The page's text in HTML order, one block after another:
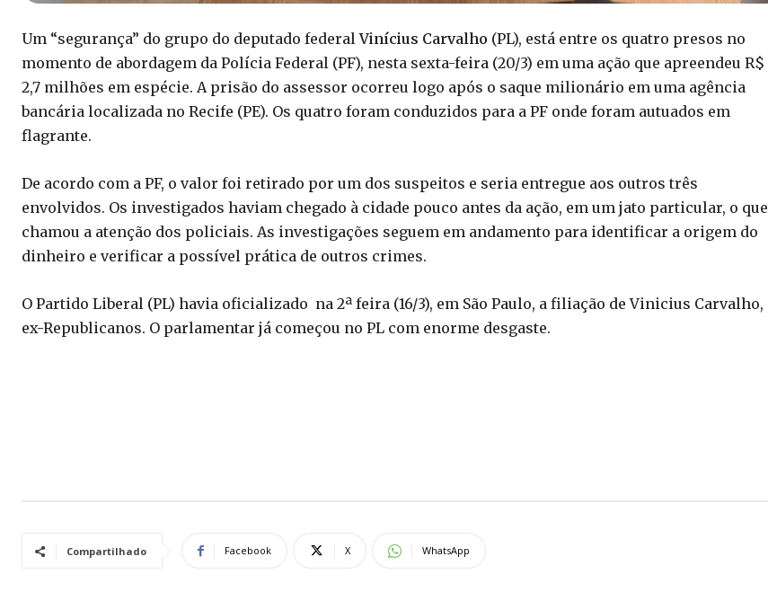
Um “segurança” do grupo do deputado federalVinícius Carvalho (PL), está entre os quatro presos no
momento de abordagem da Polícia Federal (PF), nesta sexta-feira (20/3) em uma ação que apreendeu R$
2,7 milhões em espécie. A prisão do assessor ocorreu logo após o saque milionário em uma agência
bancária localizada no Recife (PE). Os quatro foram conduzidos para a PF onde foram autuados em
flagrante.
De acordo com a PF, o valor foi retirado por um dos suspeitos e seria entregue aos outros três
envolvidos. Os investigados haviam chegado à cidade pouco antes da ação, em um jato particular, o que
chamou a atenção dos policiais. As investigações seguem em andamento para identificar a origem do
dinheiro e verificar a possível prática de outros crimes.
O Partido Liberal (PL) havia oficializado na 2ª feira (16/3), em São Paulo, a filiação de Vinicius Carvalho,
ex-Republicanos. O parlamentar já começou no PL com enorme desgaste.
Compartilhado Facebook X WhatsApp